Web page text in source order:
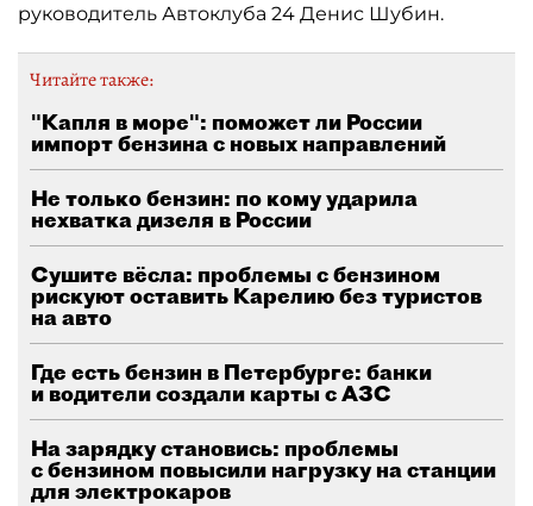
руководитель Автоклуба 24 Денис Шубин.
Читайте также:
"Капля в море": поможет ли России
импорт бензина с новых направлений
Не только бензин: по кому ударила
нехватка дизеля в России
Сушите вёсла: проблемы с бензином
рискуют оставить Карелию без туристов
на авто
Где есть бензин в Петербурге: банки
и водители создали карты с АЗС
На зарядку становись: проблемы
с бензином повысили нагрузку на станции
для электрокаров